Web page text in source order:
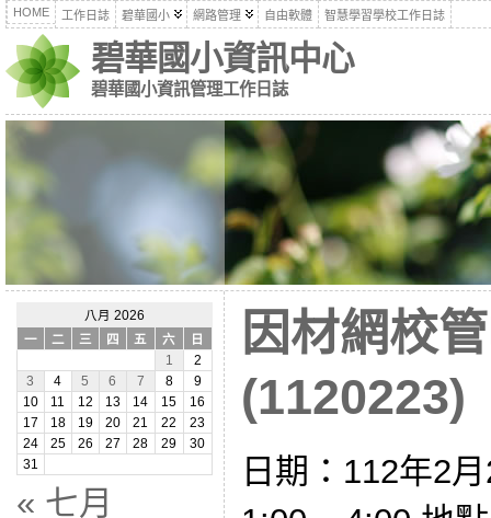
HOME 工作日誌 碧華國小 網路管理 自由軟體 智慧學習學校工作日誌
碧華國小資訊中心
碧華國小資訊管理工作日誌
八月 2026
一
二 三 四 五 六
日
1
2
3
4 5 6 7 8
9
10
11 12 13 14 15
16
17
18 19 20 21 22
23
24
25 26 27 28 29
30
31
« 七月
因材網校
(1120223)
日期：112年2